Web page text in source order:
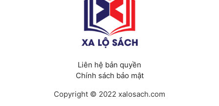
Liên hệ bản quyền
Chính sách bảo mật
Copyright © 2022 xalosach.com